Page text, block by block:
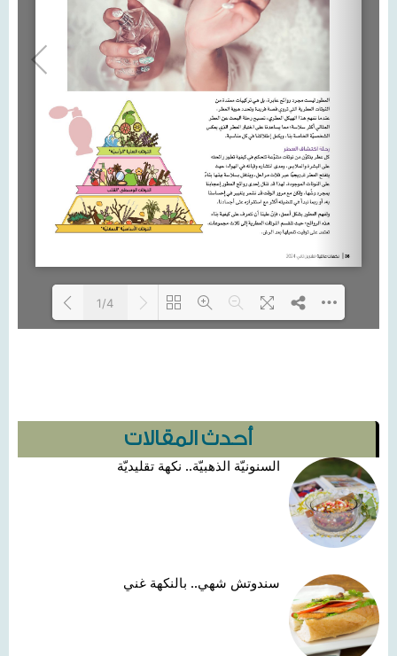
أحدث المقالات
السنونيّة الذهبيّة.. نكهة تقليديّة
سندوتش شهي.. بالنكهة غني
1/4